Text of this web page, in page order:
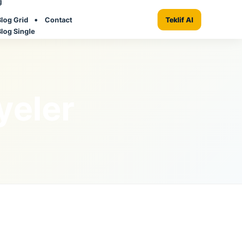
Grid
Single
Contact Teklif Al